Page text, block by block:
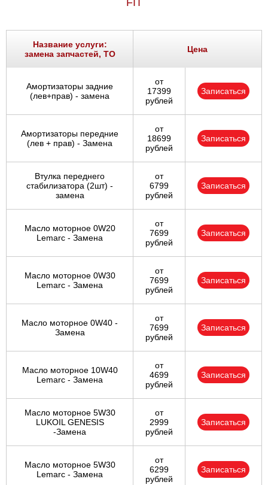
Петрозаводск
Ростов-на-Дону
Самара
Санкт-Петербург
Саратов
Солнцево
Сочи
Сургут
Тольятти
Тула
Тюмень
Челябинск
Череповец
Ярославль
FIT
Название услуги:
замена запчастей, ТО
Цена
Амортизаторы задние
(лев+прав) - замена
от
17399
рублей
Записаться
Амортизаторы передние
(лев + прав) - Замена
от
18699
рублей
Записаться
Втулка переднего
стабилизатора (2шт) -
замена
от
6799
рублей
Записаться
Масло моторное 0W20
Lemarc - Замена
от
7699
рублей
Записаться
Масло моторное 0W30
Lemarc - Замена
от
7699
рублей
Записаться
Масло моторное 0W40 -
Замена
от
7699
рублей
Записаться
Масло моторное 10W40
Lemarc - Замена
от
4699
рублей
Записаться
Масло моторное 5W30
LUKOIL GENESIS
-Замена
от
2999
рублей
Записаться
Масло моторное 5W30
Lemarc - Замена
от
6299
рублей
Записаться